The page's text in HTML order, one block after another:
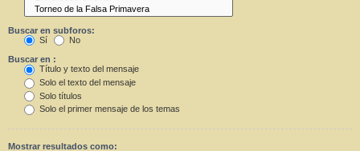
Buscar en subforos:
Sí
No
Buscar en :
Título y texto del mensaje
Solo el texto del mensaje
Solo títulos
Solo el primer mensaje de los temas
Mostrar resultados como: